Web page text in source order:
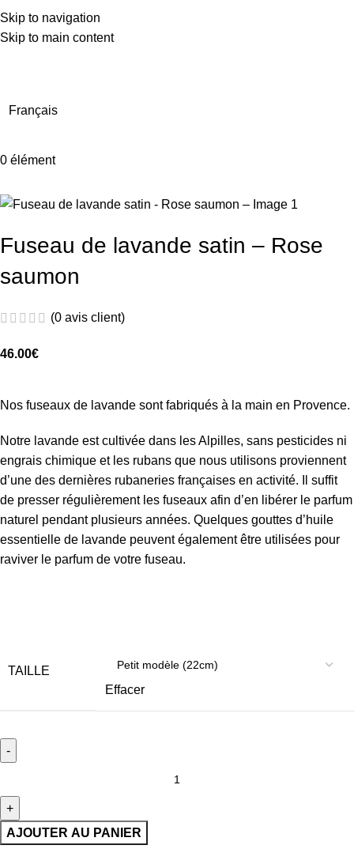
Skip to navigation
Skip to main content
Français
0 élément
Fuseau de lavande satin – Rose
saumon
(0 avis client)
46.00€
Nos fuseaux de lavande sont fabriqués à la main en Provence.
Notre lavande est cultivée dans les Alpilles, sans pesticides ni
engrais chimique et les rubans que nous utilisons proviennent
d’une des dernières rubaneries françaises en activité. Il suffit
de presser régulièrement les fuseaux afin d’en libérer le parfum
naturel pendant plusieurs années. Quelques gouttes d’huile
essentielle de lavande peuvent également être utilisées pour
raviver le parfum de votre fuseau.
TAILLE
Effacer
AJOUTER AU PANIER